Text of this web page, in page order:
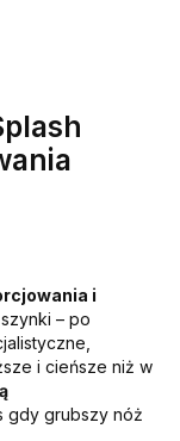
i
– po
i cieńsze niż w
gdy grubszy nóż